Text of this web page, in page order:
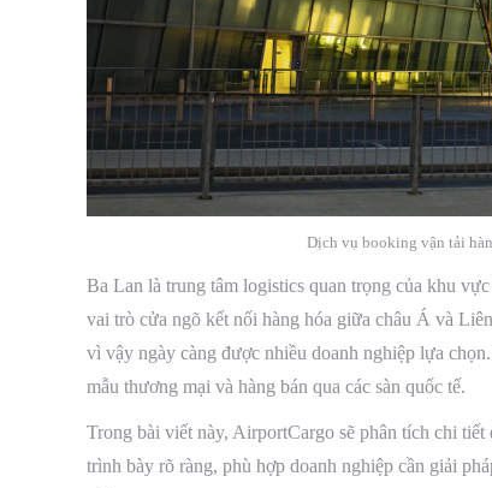
Dịch vụ booking vận tải
Ba Lan là trung tâm logistics quan trọng của khu
vai trò cửa ngõ kết nối hàng hóa giữa châu Á và
vì vậy ngày càng được nhiều doanh nghiệp lựa
mẫu thương mại và hàng bán qua các sàn quốc tế.
Trong bài viết này, AirportCargo sẽ phân tích chi
trình bày rõ ràng, phù hợp doanh nghiệp cần giải